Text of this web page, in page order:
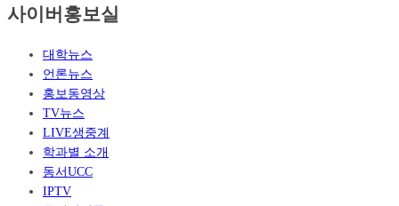
사이버홍보실
대학뉴스
언론뉴스
홍보동영상
TV뉴스
LIVE생중계
학과별 소개
동서UCC
IPTV